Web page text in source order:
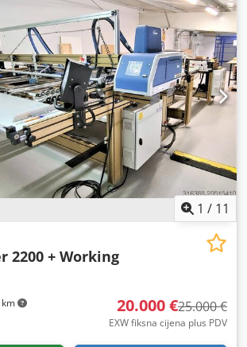
1 / 11
2200 + Working
20.000 €25.000 €
EXW fiksna cijena plus PDV